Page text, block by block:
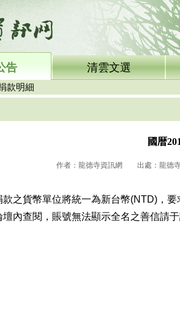
告 清雲文選
款明細
國暦
作者：龍德寺資訊網 出處：龍
之貨幣單位將統一為新台幣(NTD)，
內查閱，賬號無法顯示全名之善信請